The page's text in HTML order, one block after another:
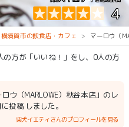
4
横須賀市の飲食店・カフェ マーロウ（
方が「いいね！」をし、0人の方
ウ（MARLOWE）秋谷本店」のレ
投稿 しました。
柴犬イエティさんのプロフィールを見る